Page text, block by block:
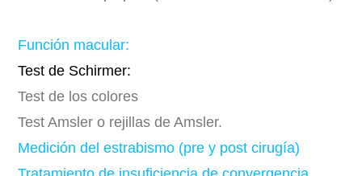
Función macular:
Test de Schirmer:
Test de los colores
Test Amsler o rejillas de Amsler.
Medición del estrabismo (pre y post cirugía)